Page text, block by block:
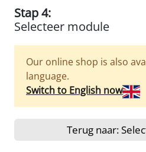
Stap 4:
Selecteer module
Our online shop is also
language.
Switch to English now
Terug naar: